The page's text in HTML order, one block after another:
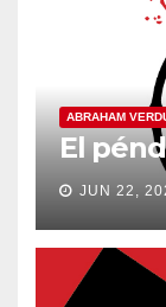
ABRAHAM
El
JUN 22,